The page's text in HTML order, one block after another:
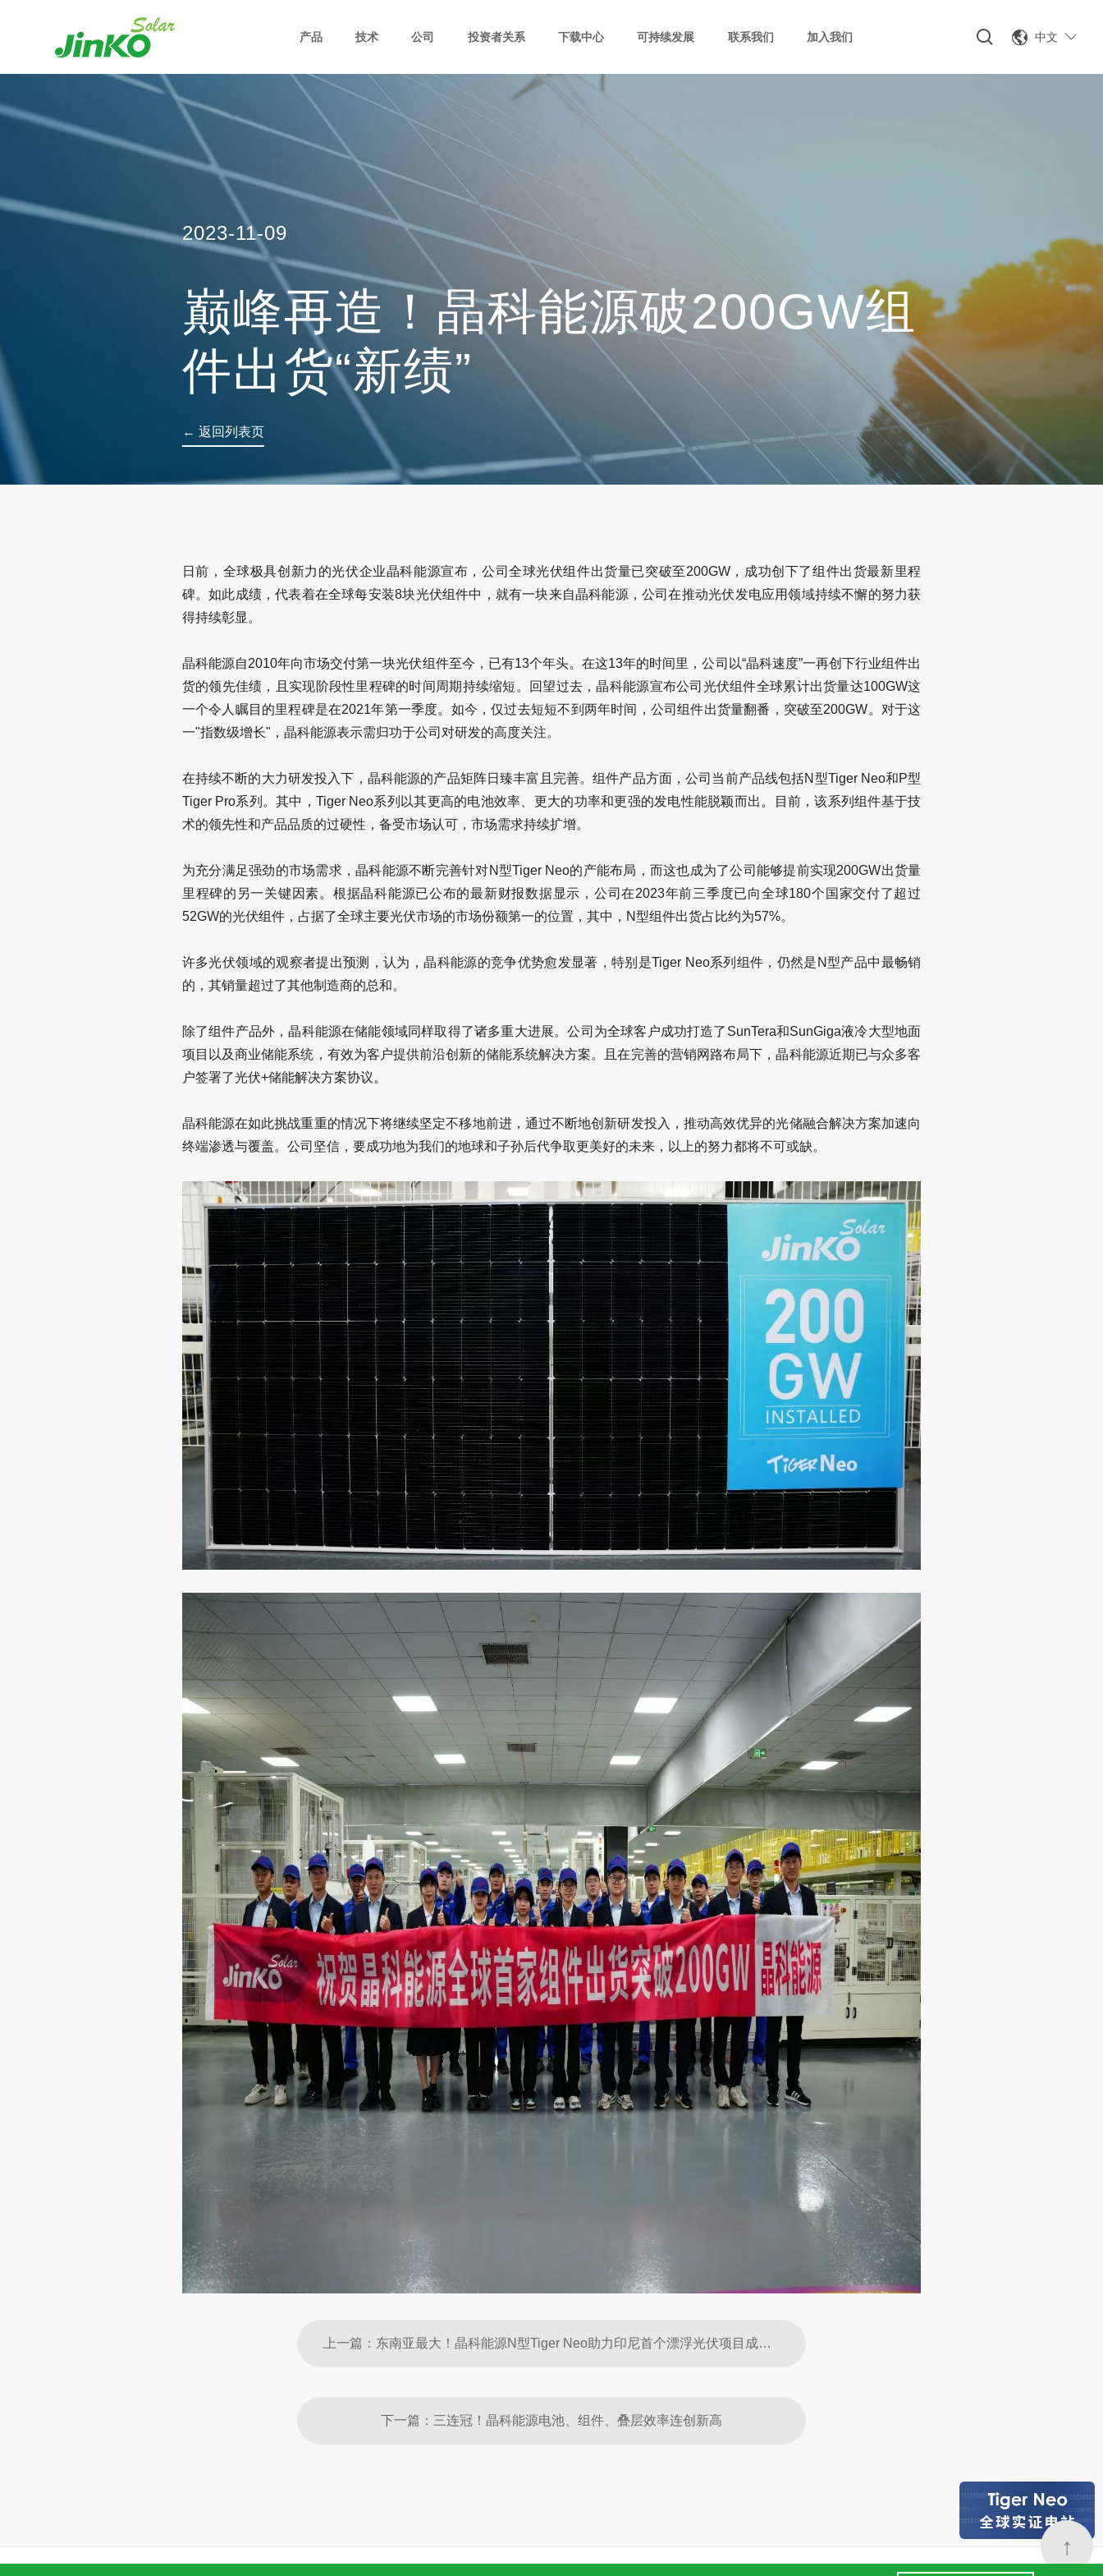
产品 技术 公司 投资者关系 下载中心 可持续发展 联系我们 加入我们 中文
2023-11-09
巅峰再造！晶科能源破200GW组
件出货“新绩”
← 返回列表页
日前，全球极具创新力的光伏企业晶科能源宣布，公司全球光伏组件出货量已突破至200GW，成功创下了组件出货最新里程
碑。如此成绩，代表着在全球每安装8块光伏组件中，就有一块来自晶科能源，公司在推动光伏发电应用领域持续不懈的努力获
得持续彰显。
晶科能源自2010年向市场交付第一块光伏组件至今，已有13个年头。在这13年的时间里，公司以“晶科速度”一再创下行业组件出
货的领先佳绩，且实现阶段性里程碑的时间周期持续缩短。回望过去，晶科能源宣布公司光伏组件全球累计出货量达100GW这
一个令人瞩目的里程碑是在2021年第一季度。如今，仅过去短短不到两年时间，公司组件出货量翻番，突破至200GW。对于这
一"指数级增长"，晶科能源表示需归功于公司对研发的高度关注。
在持续不断的大力研发投入下，晶科能源的产品矩阵日臻丰富且完善。组件产品方面，公司当前产品线包括N型Tiger Neo和P型
Tiger Pro系列。其中，Tiger Neo系列以其更高的电池效率、更大的功率和更强的发电性能脱颖而出。目前，该系列组件基于技
术的领先性和产品品质的过硬性，备受市场认可，市场需求持续扩增。
为充分满足强劲的市场需求，晶科能源不断完善针对N型Tiger Neo的产能布局，而这也成为了公司能够提前实现200GW出货量
里程碑的另一关键因素。根据晶科能源已公布的最新财报数据显示，公司在2023年前三季度已向全球180个国家交付了超过
52GW的光伏组件，占据了全球主要光伏市场的市场份额第一的位置，其中，N型组件出货占比约为57%。
许多光伏领域的观察者提出预测，认为，晶科能源的竞争优势愈发显著，特别是Tiger Neo系列组件，仍然是N型产品中最畅销
的，其销量超过了其他制造商的总和。
除了组件产品外，晶科能源在储能领域同样取得了诸多重大进展。公司为全球客户成功打造了SunTera和SunGiga液冷大型地面
项目以及商业储能系统，有效为客户提供前沿创新的储能系统解决方案。且在完善的营销网路布局下，晶科能源近期已与众多客
户签署了光伏+储能解决方案协议。
晶科能源在如此挑战重重的情况下将继续坚定不移地前进，通过不断地创新研发投入，推动高效优异的光储融合解决方案加速向
终端渗透与覆盖。公司坚信，要成功地为我们的地球和子孙后代争取更美好的未来，以上的努力都将不可或缺。
上一篇：东南亚最大！晶科能源N型Tiger Neo助力印尼首个漂浮光伏项目成功并网
下一篇：三连冠！晶科能源电池、组件、叠层效率连创新高
24小时全国服务热线
↑